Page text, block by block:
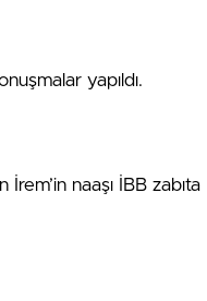
yapıldı.
İrem’in naaşı İBB zabıta